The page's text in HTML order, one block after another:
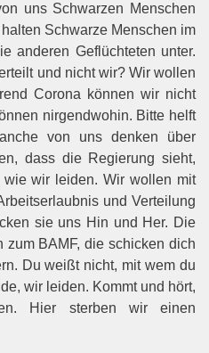
uns Schwarzen Menschen
Schwarze Menschen im
anderen Geflüchteten unter.
und nicht wir? Wir wollen
Corona können wir nicht
nirgendwohin. Bitte helft
von uns denken über
dass die Regierung sieht,
wir leiden. Wir wollen mit
und Verteilung
sie uns Hin und Her. Die
BAMF, die schicken dich
Du weißt nicht, mit wem du
wir leiden. Kommt und hört,
Hier sterben wir einen